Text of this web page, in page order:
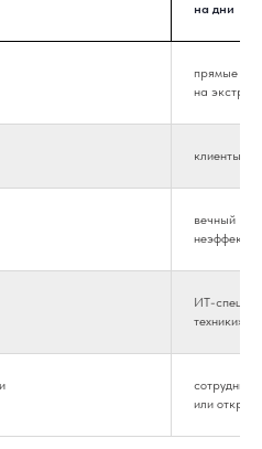
на дни
прямые
на
клиенты
вечный
ИТ-
техники»
или